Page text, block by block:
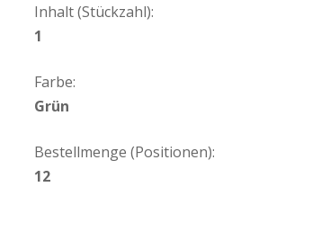
Inhalt (Stückzahl):
1
Farbe:
Grün
Bestellmenge (Positionen):
12